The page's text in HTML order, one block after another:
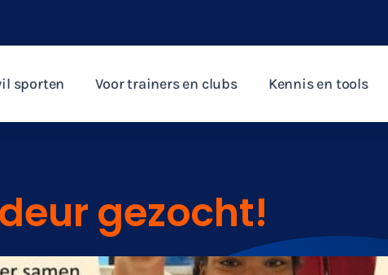
sporten Voor trainers en clubs Kennis en tools
gezocht!